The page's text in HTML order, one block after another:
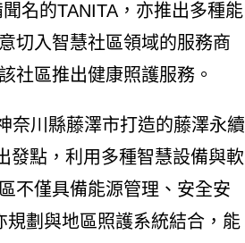
名的TANITA，亦推出多種能
切入智慧社區領域的服務商
社區推出健康照護服務。
奈川縣藤澤市打造的藤澤永續
發點，利用多種智慧設備與軟
不僅具備能源管理、安全安
劃與地區照護系統結合，能